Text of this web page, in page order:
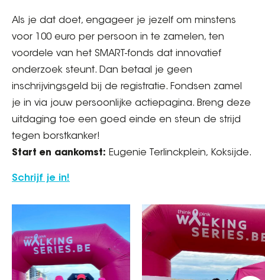
Als je dat doet, engageer je jezelf om minstens
voor 100 euro per persoon in te zamelen, ten
voordele van het SMART-fonds dat innovatief
onderzoek steunt. Dan betaal je geen
inschrijvingsgeld bij de registratie. Fondsen zamel
je in via jouw persoonlijke actiepagina. Breng deze
uitdaging toe een goed einde en steun de strijd
tegen borstkanker!
Start en aankomst: Eugenie Terlinckplein, Koksijde.
Schrijf je in!